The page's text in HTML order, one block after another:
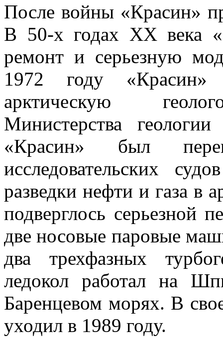
После войны «Красин»
В 50-х годах ХХ века
ремонт и серьезную
1972 году
арктическую
Министерства
«Красин» был
исследовательских
разведки нефти и газа в
подверглось серьезной
две носовые паровые
два трехфазных
ледокол работал на
Баренцевом морях. В
уходил в 1989 году.